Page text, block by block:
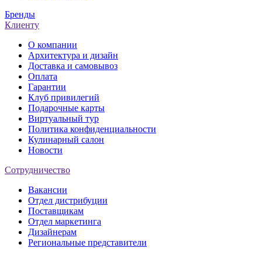
Бренды
Клиенту
О компании
Архитектура и дизайн
Доставка и самовывоз
Оплата
Гарантии
Клуб привилегий
Подарочные карты
Виртуальный тур
Политика конфиденциальности
Кулинарный салон
Новости
Сотрудничество
Вакансии
Отдел дистрибуции
Поставщикам
Отдел маркетинга
Дизайнерам
Региональные представители